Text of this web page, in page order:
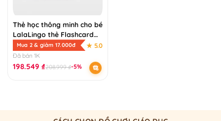
Thẻ học thông minh cho bé
LalaLingo thẻ Flashcard
song ngữ Anh Việt giáo
dục sớm
Mua 2 & giảm 17.000đ ★ 5.0
Đã bán 1K
198.549 ₫208.999₫-5%